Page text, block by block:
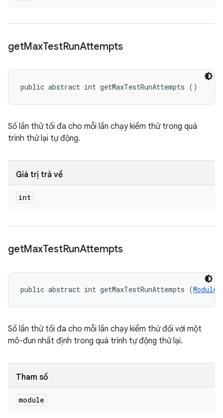
getMaxTestRunAttempts
public abstract int getMaxTestRunAttempts ()
Số lần thử tối đa cho mỗi lần chạy kiểm thử trong quá
trình thử lại tự động.
Giá trị trả về
int
getMaxTestRunAttempts
public abstract int getMaxTestRunAttempts (
Số lần thử tối đa cho mỗi lần chạy kiểm thử đối với một
mô-đun nhất định trong quá trình tự động thử lại.
Tham số
module